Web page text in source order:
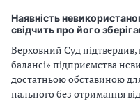
Наявність
свідчить про його
Верховний Суд
балансі» підприємства
достатньою обставиною
пального без отримання